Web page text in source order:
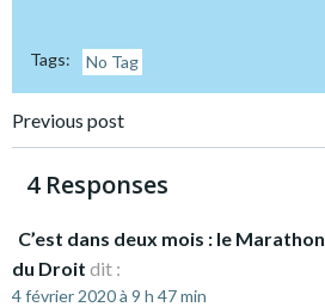
Tags: No Tag
Post
navigation
Previous post
4 Responses
C’est dans deux mois : le
du Droit dit :
4 février 2020 à 9 h 47 min